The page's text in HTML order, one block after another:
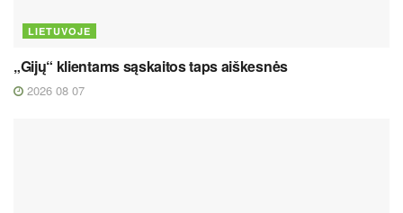
LIETUVOJE
„Gijų“ klientams sąskaitos taps aiškesnės
2026 08 07